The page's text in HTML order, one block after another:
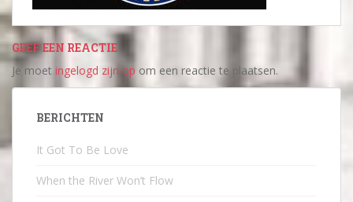
GEEF EEN REACTIE
Je moet ingelogd zijn op om een reactie te plaatsen.
BERICHTEN
It Got To Be Love
When the River Won’t Flow